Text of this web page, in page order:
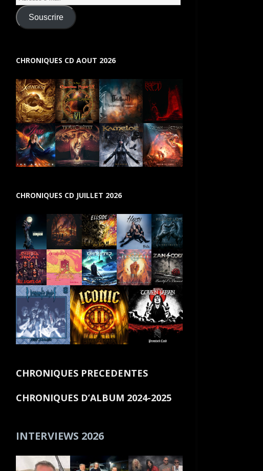
Souscrire
CHRONIQUES CD AOUT 2026
CHRONIQUES CD JUILLET 2026
CHRONIQUES PRECEDENTES
CHRONIQUES D’ALBUM 2024-2025
INTERVIEWS 2026